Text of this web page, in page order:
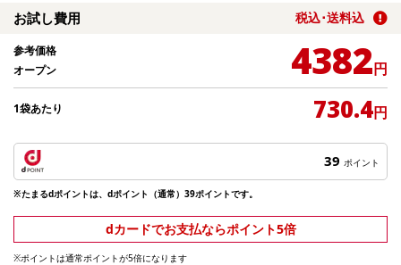
お試し費用 税込･送料込
参考価格
オープン
4382円
1袋あたり 730.4円
39 ポイント
※たまるdポイントは、dポイント（通常）39ポイントです。
dカードでお支払ならポイント5倍
※ポイントは通常ポイントが5倍になります